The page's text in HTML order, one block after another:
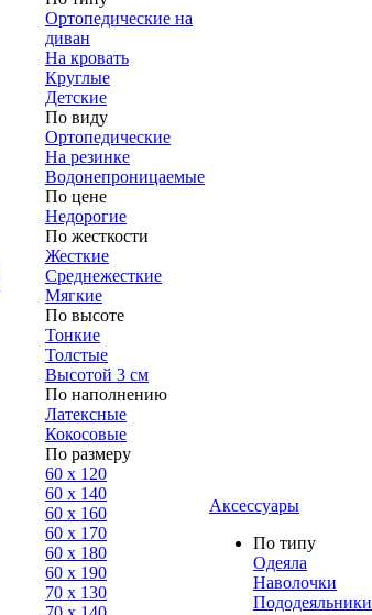
Ортопедические на
диван
На кровать
Круглые
Детские
По виду
Ортопедические
На резинке
Водонепроницаемые
По цене
Недорогие
По жесткости
Жесткие
Среднежесткие
Мягкие
По высоте
Тонкие
Толстые
Высотой 3 см
По наполнению
Латексные
Кокосовые
По размеру
60 х 120
60 х 140
60 х 160
60 х 170
60 х 180
60 х 190
70 х 130
Аксессуары
По типу
Одеяла
Наволочки
Пододеяльники